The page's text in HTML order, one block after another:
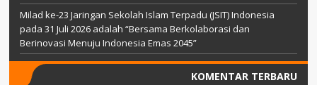
Milad ke-23 Jaringan Sekolah Islam Terpadu (JSIT) Indonesia
pada 31 Juli 2026 adalah “Bersama Berkolaborasi dan
Berinovasi Menuju Indonesia Emas 2045”
KOMENTAR TERBARU